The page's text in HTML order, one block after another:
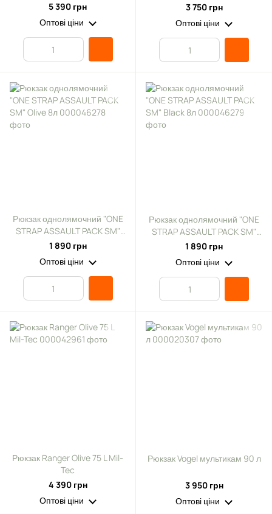
5 390 грн
Оптові ціни
3 750 грн
Оптові ціни
Рюкзак однолямочний "ONE
STRAP ASSAULT PACK SM"
Olive 8л
1 890 грн
Оптові ціни
Рюкзак однолямочний "ONE
STRAP ASSAULT PACK SM"
Black 8л
1 890 грн
Оптові ціни
Рюкзак Ranger Olive 75 L Mil-
Tec
4 390 грн
Оптові ціни
Рюкзак Vogel мультикам 90 л
3 950 грн
Оптові ціни